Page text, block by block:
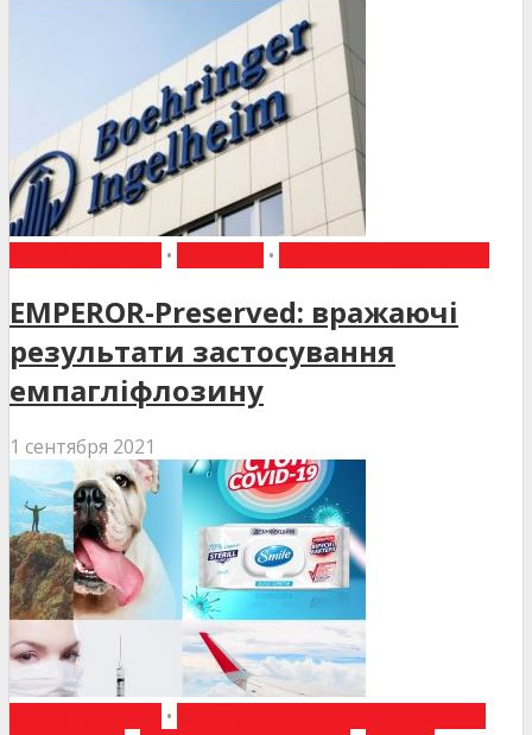
• •
EMPEROR-Preserved: вражаючі
результати застосування
емпагліфлозину
1 сентября 2021
•